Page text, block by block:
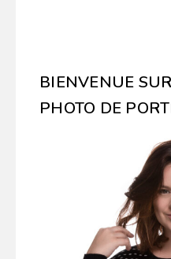
BIENVENUE
PHOTO DE